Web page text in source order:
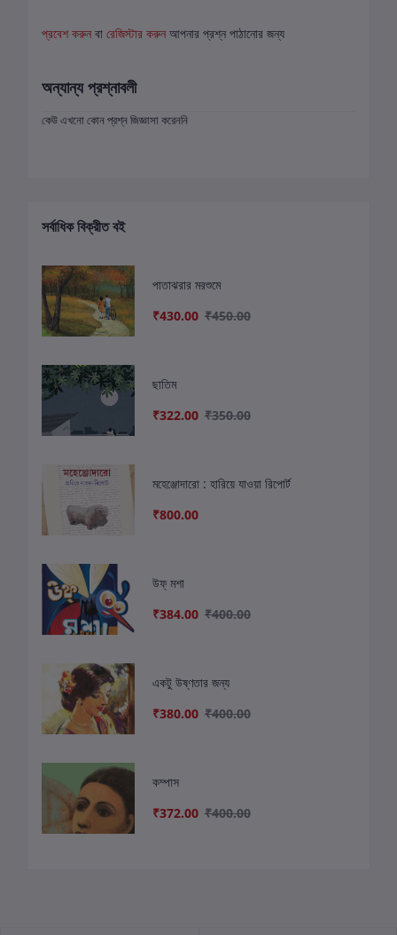
প্রবেশ করুন বা রেজিস্টার করুন আপনার প্রশ্ন পাঠানোর জন্য
অন্যান্য প্রশ্নাবলী
কেউ এখনো কোন প্রশ্ন জিজ্ঞাসা করেননি
সর্বাধিক বিক্রীত বই
পাতাঝরার মরশুমে
₹430.00 ₹450.00
ছাতিম
₹322.00 ₹350.00
মহেঞ্জোদারো : হারিয়ে যাওয়া রিপোর্ট
₹800.00
উফ্ মশা
₹384.00 ₹400.00
একটু উষ্ণতার জন্য
₹380.00 ₹400.00
কম্পাস
₹372.00 ₹400.00